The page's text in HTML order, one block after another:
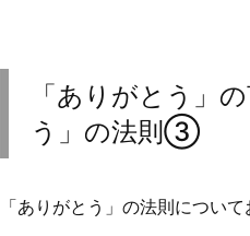
「ありがとう」
う」の法則③
「ありがとう」の法則につい